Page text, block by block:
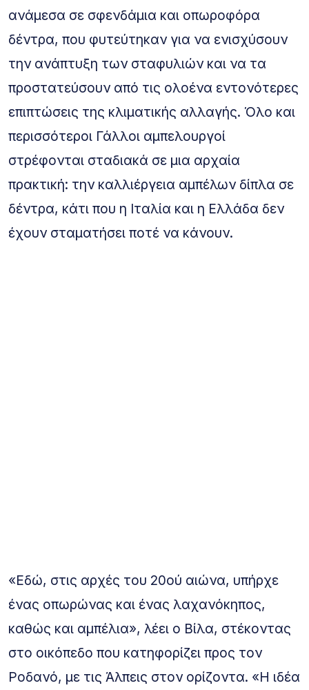
ανάμεσα σε σφενδάμια και οπωροφόρα
δέντρα, που φυτεύτηκαν για να ενισχύσουν
την ανάπτυξη των σταφυλιών και να τα
προστατεύσουν από τις ολοένα εντονότερες
επιπτώσεις της κλιματικής αλλαγής. Όλο και
περισσότεροι Γάλλοι αμπελουργοί
στρέφονται σταδιακά σε μια αρχαία
πρακτική: την καλλιέργεια αμπέλων δίπλα σε
δέντρα, κάτι που η Ιταλία και η Ελλάδα δεν
έχουν σταματήσει ποτέ να κάνουν.
«Εδώ, στις αρχές του 20ού αιώνα, υπήρχε
ένας οπωρώνας και ένας λαχανόκηπος,
καθώς και αμπέλια», λέει ο Βίλα, στέκοντας
στο οικόπεδο που κατηφορίζει προς τον
Ροδανό, με τις Άλπεις στον ορίζοντα. «Η ιδέα